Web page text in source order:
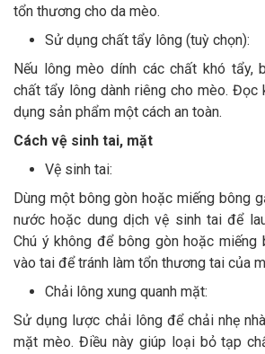
tổn thương cho da mèo.
Sử dụng chất tẩy lông (tuỳ chọn):
Nếu lông mèo dính các chất khó tẩy,
chất tẩy lông dành riêng cho mèo. Đọc
dụng sản phẩm một cách an toàn.
Cách vệ sinh tai, mặt
Vệ sinh tai:
Dùng một bông gòn hoặc miếng bông
nước hoặc dung dịch vệ sinh tai để
Chú ý không để bông gòn hoặc miếng
vào tai để tránh làm tổn thương tai của
Chải lông xung quanh mặt:
Sử dụng lược chải lông để chải nhẹ
mặt mèo. Điều này giúp loại bỏ tạp